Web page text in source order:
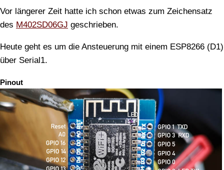
Vor längerer Zeit hatte ich schon etwas zum Zeichensatz
des M402SD06GJ geschrieben.
Heute geht es um die Ansteuerung mit einem ESP8266 (D1)
über Serial1.
Pinout